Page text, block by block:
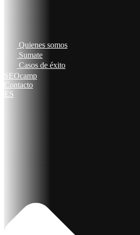
Quienes somos
Sumate
Casos de éxito
SEOcamp
Contacto
ES